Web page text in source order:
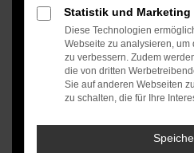
Kraftstoffart auswählen
Getriebe auswählen
Statistik und Marketing
Diese Technologien
Webseite zu analysieren, um
zu verbessern. Zudem
die von dritten
Sie auf anderen Webseiten
zu schalten, die für Ihre